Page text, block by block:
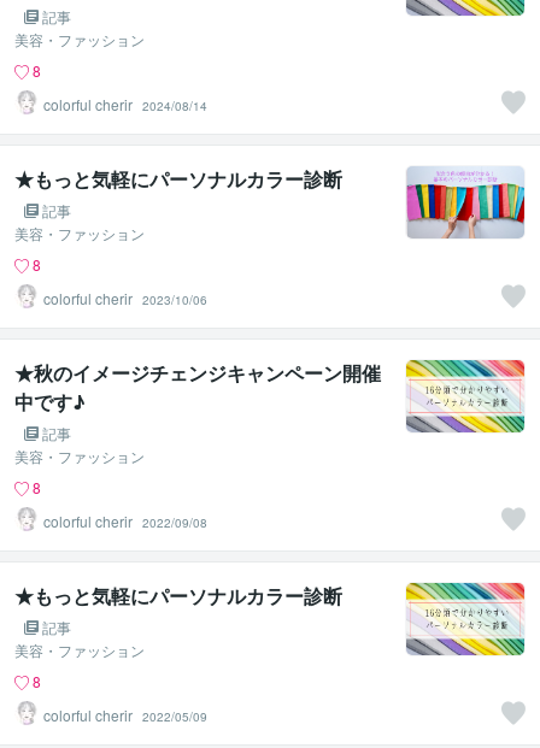
記事
美容・ファッション
8
colorful cherir 2024/08/14
★もっと気軽にパーソナルカラー診断
記事
美容・ファッション
8
colorful cherir 2023/10/06
★秋のイメージチェンジキャンペーン開催
中です♪
記事
美容・ファッション
8
colorful cherir 2022/09/08
★もっと気軽にパーソナルカラー診断
記事
美容・ファッション
8
colorful cherir 2022/05/09